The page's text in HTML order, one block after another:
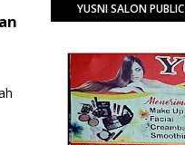
YUSNI SALON